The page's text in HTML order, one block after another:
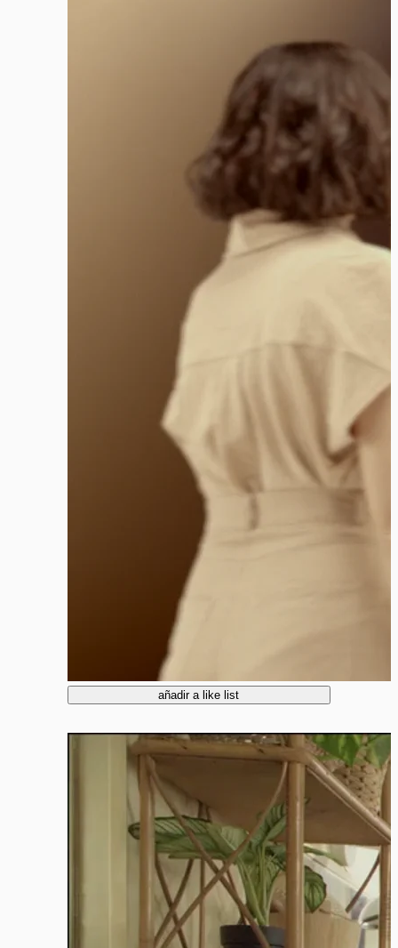
añadir a like list